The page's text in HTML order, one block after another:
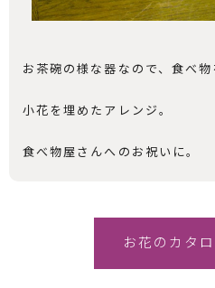
お茶碗の様な器なので、食べ物
小花を埋めたアレンジ。
食べ物屋さんへのお祝いに。
お花のカタ